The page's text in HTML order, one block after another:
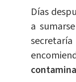
Días
a